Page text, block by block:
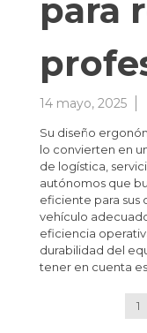
para
14 mayo, 2025
Su diseño
lo convierten en
de logística,
autónomos que
eficiente para sus
vehículo
eficiencia
durabilidad del
tener en cuenta
1